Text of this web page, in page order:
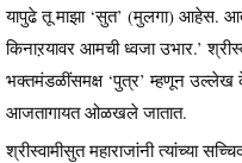
यापुढे तू माझा ‘सुत’ (मुलगा) आहेस.
किनाऱयावर आमची ध्वजा उभार.’
भक्तमंडळींसमक्ष ‘पुत्र’ म्हणून उल्लेख
आजतागायत ओळखले जातात.
श्रीस्वामीसुत महाराजांनी त्यांच्या